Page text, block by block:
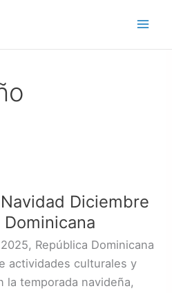
Diciembre
República Dominicana
actividades culturales y
la temporada navideña,